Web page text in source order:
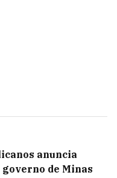
anuncia
de Minas